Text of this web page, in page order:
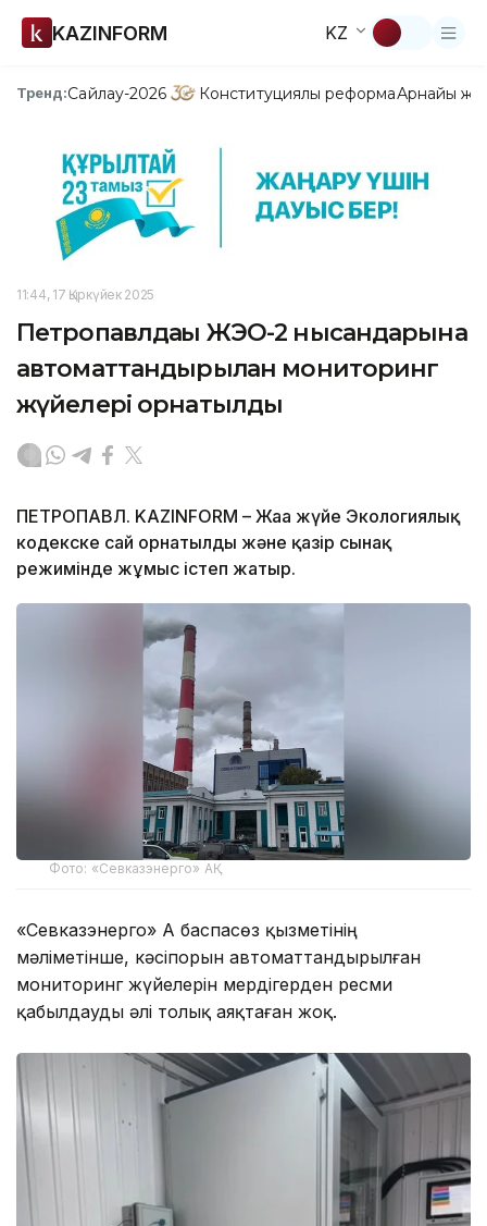
KAZINFORM KZ
Тренд:Сайлау-2026 Конституциялық реформаАрнайы
11:44, 17 Қыркүйек 2025
Петропавлдағы ЖЭО-2 нысандарына
автоматтандырылған мониторинг
жүйелері орнатылды
ПЕТРОПАВЛ. KAZINFORM – Жаңа жүйе Экологиялық
кодекске сай орнатылды және қазір сынақ
режимінде жұмыс істеп жатыр.
Фото: «Севказэнерго» АҚ
«Севказэнерго» АҚ баспасөз қызметінің
мәліметінше, кәсіпорын автоматтандырылған
мониторинг жүйелерін мердігерден ресми
қабылдауды әлі толық аяқтаған жоқ.